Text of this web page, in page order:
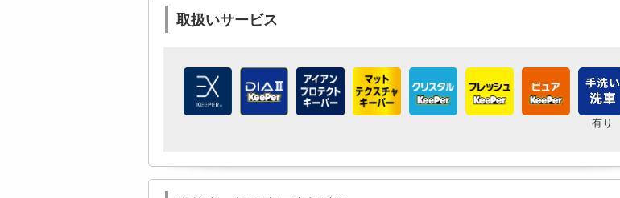
取扱いサービス
有り